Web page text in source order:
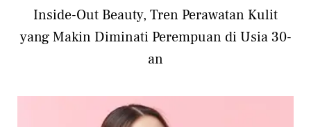
Inside-Out Beauty, Tren Perawatan Kulit
yang Makin Diminati Perempuan di Usia 30-
an